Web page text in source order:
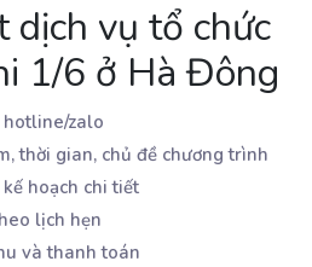
dịch vụ tổ chức
1/6 ở Hà Đông
zalo
thời gian, chủ đề chương trình
hoạch chi tiết
lịch hẹn
và thanh toán